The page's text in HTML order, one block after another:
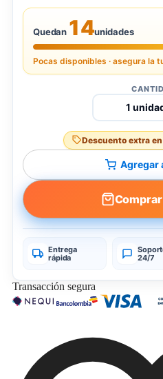
Quedan 14unidades
Pocas disponibles · asegura la
Descuento extra
Agregar
Entrega
rápida
24/7
Transacción segura